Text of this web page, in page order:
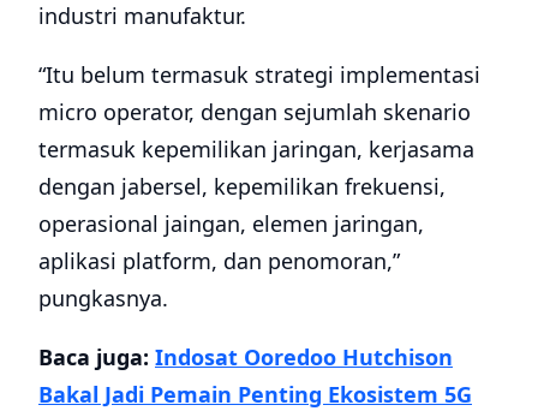
industri manufaktur.
“Itu belum termasuk strategi implementasi
micro operator, dengan sejumlah skenario
termasuk kepemilikan jaringan, kerjasama
dengan jabersel, kepemilikan frekuensi,
operasional jaingan, elemen jaringan,
aplikasi platform, dan penomoran,”
pungkasnya.
Baca juga: Indosat Ooredoo Hutchison
Bakal Jadi Pemain Penting Ekosistem 5G